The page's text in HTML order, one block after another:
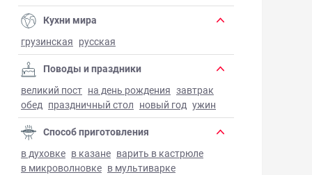
Кухни мира
грузинская русская
Поводы и праздники
великий пост на день рождения завтрак
обед праздничный стол новый год ужин
Способ приготовления
в духовке в казане варить в кастрюле
в микроволновке в мультиварке